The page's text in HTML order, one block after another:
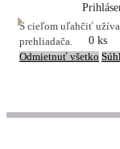
S cieľom uľahčiť
prehliadača.
Odmietnuť všetko
0 ks